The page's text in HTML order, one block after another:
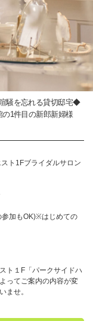
騒を忘れる貸切邸宅◆
1件目の新郎新婦様
ト1Fブライダルサロン
参加もOK)※はじめての
ト１F「パークサイドハ
ってご案内の内容が変
ませ。